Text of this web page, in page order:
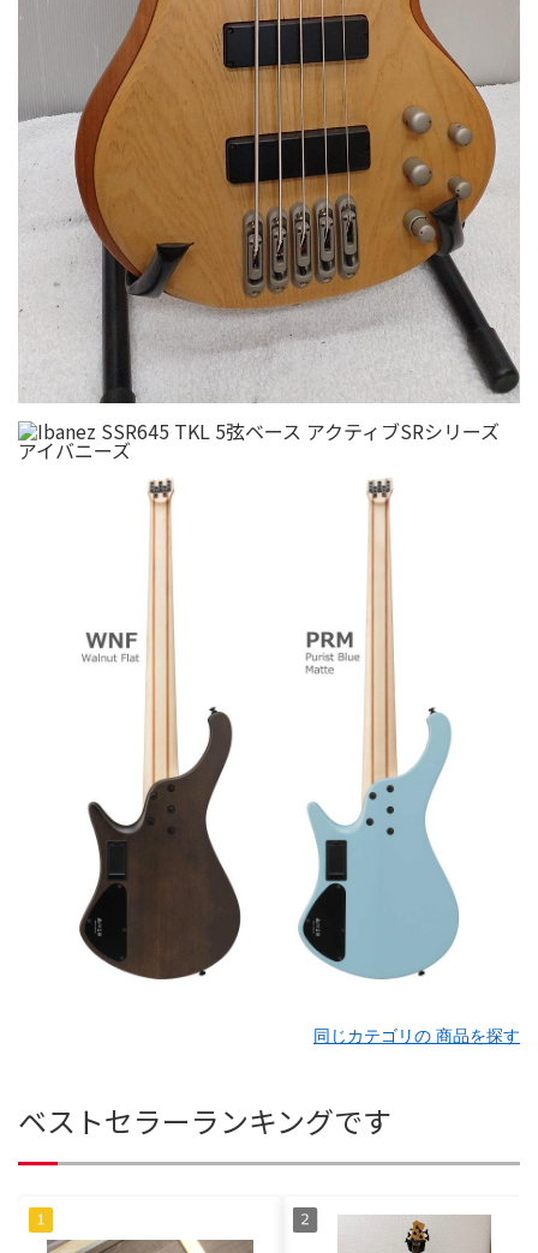
同じカテゴリの 商品を探す
ベストセラーランキングです